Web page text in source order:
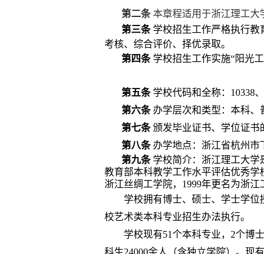
第二条 本章程适用于浙江理工大
第三条 学校招生工作严格执行教
考核、综合评价、择优录取。
第四条 学校招生工作实施“阳光
第五条 学校代码和全称： 10338
第六条 办学层次和类型：本科、
第七条 颁发毕业证书、学位证书
第八条 办学地点：浙江省杭州市
第九条 学校简介： 浙江理工大学
教育部本科教学工作水平评估优秀学
浙江丝绸工学院， 1999年更名为浙江
学校拥有博士、硕士、学士学
校艺术类本科专业招生办法执行。
学校现有51个本科专业， 2个博
科生24000余人（含独立学院）。现